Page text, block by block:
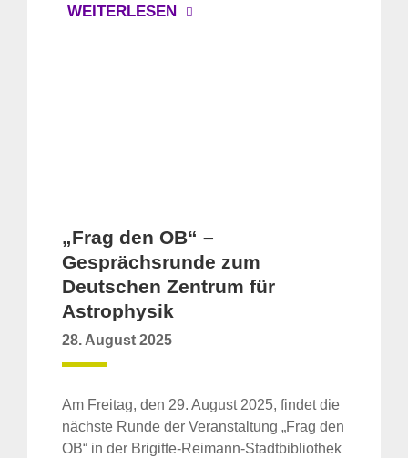
WEITERLESEN
„Frag den OB“ –
Gesprächsrunde zum
Deutschen Zentrum für
Astrophysik
28. August 2025
Am Freitag, den 29. August 2025, findet die
nächste Runde der Veranstaltung „Frag den
OB“ in der Brigitte-Reimann-Stadtbibliothek